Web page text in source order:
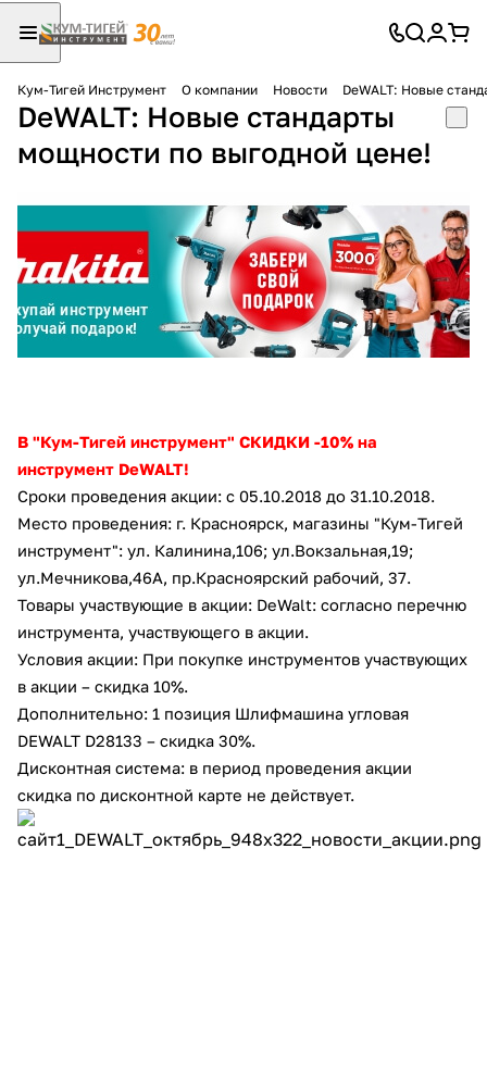
Кум-Тигей Инструмент О компании Новости DeWALT: Новые
DeWALT: Новые стандарты
мощности по выгодной цене!
В "Кум-Тигей инструмент" СКИДКИ -10% на
инструмент DeWALT!
Сроки проведения акции: с 05.10.2018 до 31.10.2018.
Место проведения: г. Красноярск, магазины "Кум-Тигей
инструмент": ул. Калинина,106; ул.Вокзальная,19;
ул.Мечникова,46А, пр.Красноярский рабочий, 37.
Товары участвующие в акции: DeWalt: согласно перечню
инструмента, участвующего в акции.
Условия акции: При покупке инструментов участвующих
в акции – скидка 10%.
Дополнительно: 1 позиция Шлифмашина угловая
DEWALT D28133 – скидка 30%.
Дисконтная система: в период проведения акции
скидка по дисконтной карте не действует.
Для клиентов всех банков
Разбейте
оплатуна части
без переплат
График платежей
Добавляйте товары
в корзину
Оплачивайте сегодня только
25
% картой любого банка
Получайте товар
выбранный способом
списыватьсяс вашей карты